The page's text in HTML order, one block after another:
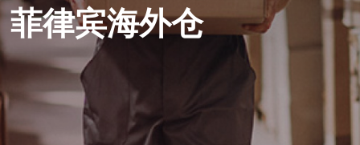
菲律宾海外仓